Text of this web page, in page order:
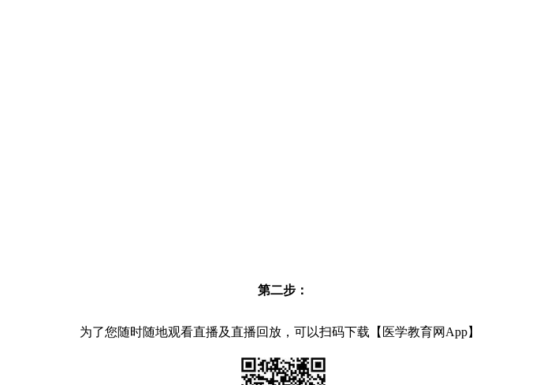
第二步：
为了您随时随地观看直播及直播回放，可以扫码下载【医学教育网App】